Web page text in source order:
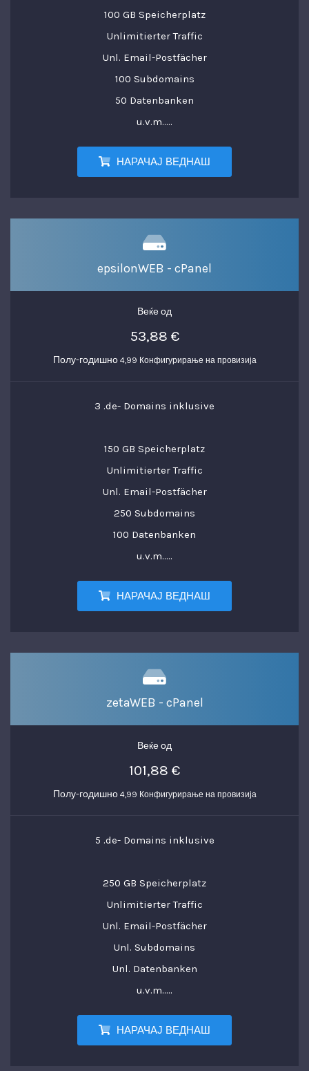
100 GB Speicherplatz
Unlimitierter Traffic
Unl. Email-Postfächer
100 Subdomains
50 Datenbanken
u.v.m.....
НАРАЧАЈ ВЕДНАШ
epsilonWEB - cPanel
Веќе од
53,88 €
Полу-годишно 4,99 Конфигурирање на провизија
3 .de- Domains inklusive
150 GB Speicherplatz
Unlimitierter Traffic
Unl. Email-Postfächer
250 Subdomains
100 Datenbanken
u.v.m.....
НАРАЧАЈ ВЕДНАШ
zetaWEB - cPanel
Веќе од
101,88 €
Полу-годишно 4,99 Конфигурирање на провизија
5 .de- Domains inklusive
250 GB Speicherplatz
Unlimitierter Traffic
Unl. Email-Postfächer
Unl. Subdomains
Unl. Datenbanken
u.v.m.....
НАРАЧАЈ ВЕДНАШ